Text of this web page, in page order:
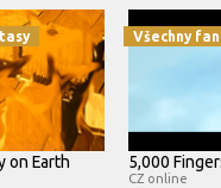
on Earth
Všechny
5,000
CZ online